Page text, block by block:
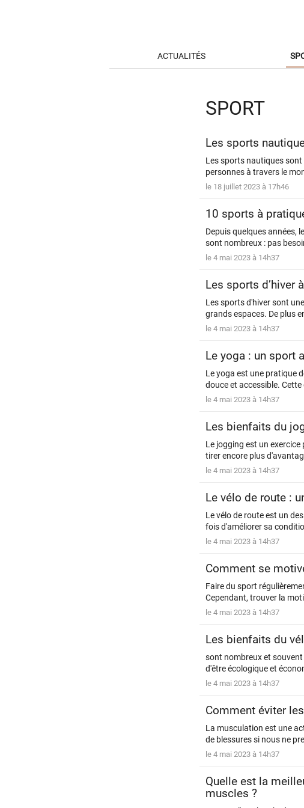
ACTUALITÉS
SPORT
Les sports
Les sports nautiques
personnes à travers le
le 18 juillet 2023 à 17h46
10 sports à
Depuis quelques années,
sont nombreux : pas
le 4 mai 2023 à 14h37
Les sports d’hiver
Les sports d'hiver sont
grands espaces. De plus
le 4 mai 2023 à 14h37
Le yoga : un sport
Le yoga est une pratique
douce et accessible. Cette
le 4 mai 2023 à 14h37
Les bienfaits du
Le jogging est un
tirer encore plus
le 4 mai 2023 à 14h37
Le vélo de route :
Le vélo de route est un
fois d'améliorer sa
le 4 mai 2023 à 14h37
Comment se
Faire du sport
Cependant, trouver la
le 4 mai 2023 à 14h37
Les bienfaits du
sont nombreux et
d'être écologique et
le 4 mai 2023 à 14h37
Comment éviter
La musculation est une
de blessures si nous ne
le 4 mai 2023 à 14h37
Quelle est la
muscles ?